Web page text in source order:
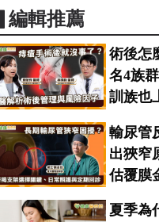
▋編輯推薦
術後怎
名4族
訓族也
輸尿管
出狹窄
估覆膜
夏季為